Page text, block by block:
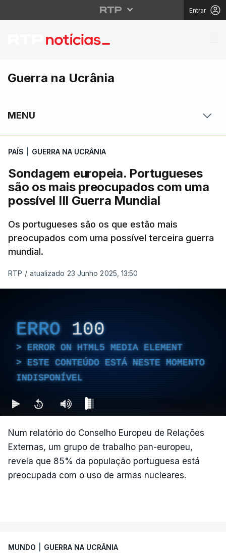
Entrar
Sondagem europeia.
Guerra na Ucrânia
MENU
PAÍS GUERRA NA UCRÂNIA
Sondagem europeia. Portugueses
são os mais preocupados com uma
possível III Guerra Mundial
Os portugueses são os que estão mais
preocupados com uma possível terceira guerra
mundial.
RTP / atualizado 23 Junho 2025, 13:50
ERRO 100
ERROR ON HTML5 MEDIA ELEMENT
ESTE CONTEÚDO ESTÁ NESTE MOMENTO
INDISPONÍVEL
Num relatório do Conselho Europeu de Relações
Externas, um grupo de trabalho pan-europeu,
revela que 85% da população portuguesa está
preocupada com o uso de armas nucleares.
MUNDO GUERRA NA UCRÂNIA